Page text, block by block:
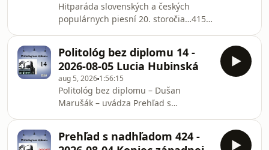
Hitparáda slovenských a českých
populárnych piesní 20. storočia…415.
Politológ bez diplomu 14 -
2026-08-05 Lucia Hubinská
aug 5, 2026 1:56:15
Politológ bez diplomu – Dušan
Marušák – uvádza Prehľad s
ktorej sa dozviete to, čo iní nenapíšu a
Prehľad s nadhľadom 424 -